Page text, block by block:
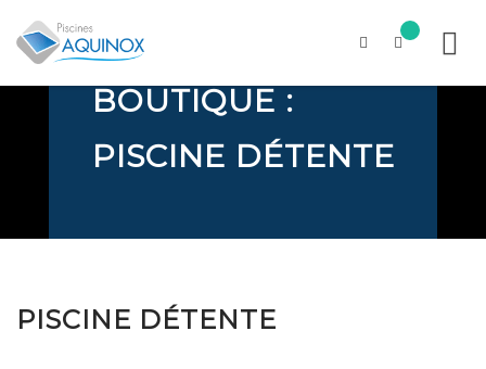
PISCINE DÉTENTE
BOUTIQUE :
PISCINE DÉTENTE
PISCINE DÉTENTE